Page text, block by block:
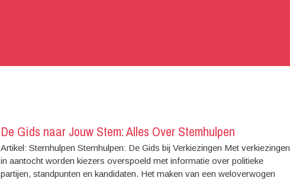
De Gids naar Jouw Stem: Alles Over Stemhulpen
Artikel: Stemhulpen Stemhulpen: De Gids bij Verkiezingen Met verkiezingen
in aantocht worden kiezers overspoeld met informatie over politieke
partijen, standpunten en kandidaten. Het maken van een weloverwogen